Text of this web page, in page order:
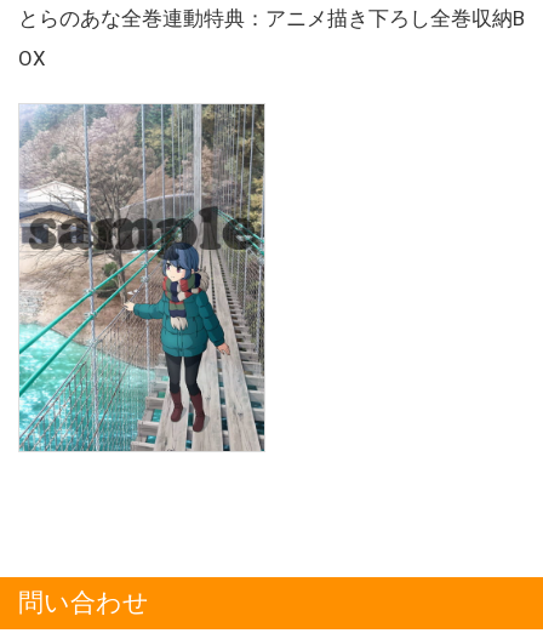
とらのあな全巻連動特典：アニメ描き下ろし全巻収納B
OX
問い合わせ